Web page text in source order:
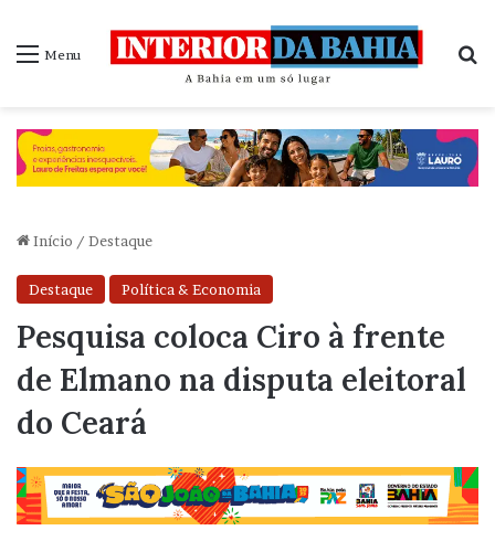
Menu
Início / Destaque
Destaque Política & Economia
Pesquisa coloca Ciro à frente
de Elmano na disputa eleitoral
do Ceará